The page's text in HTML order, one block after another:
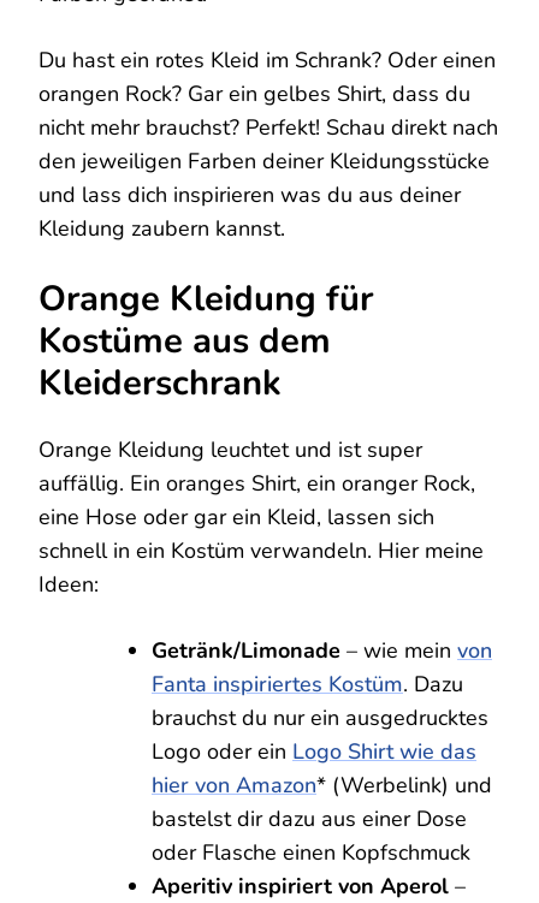
Du hast ein rotes Kleid im Schrank? Oder einen
orangen Rock? Gar ein gelbes Shirt, dass du
nicht mehr brauchst? Perfekt! Schau direkt nach
den jeweiligen Farben deiner Kleidungsstücke
und lass dich inspirieren was du aus deiner
Kleidung zaubern kannst.
Orange Kleidung für
Kostüme aus dem
Kleiderschrank
Orange Kleidung leuchtet und ist super
auffällig. Ein oranges Shirt, ein oranger Rock,
eine Hose oder gar ein Kleid, lassen sich
schnell in ein Kostüm verwandeln. Hier meine
Ideen:
Getränk/Limonade – wie mein von
Fanta inspiriertes Kostüm. Dazu
brauchst du nur ein ausgedrucktes
Logo oder ein Logo Shirt wie das
hier von Amazon* (Werbelink) und
bastelst dir dazu aus einer Dose
oder Flasche einen Kopfschmuck
Aperitiv inspiriert von Aperol –